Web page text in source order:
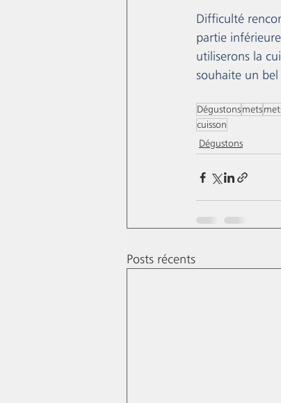
Difficulté
partie
utiliserons la
souhaite un
Dégustonsmets
cuisson
Dégustons
Posts récents